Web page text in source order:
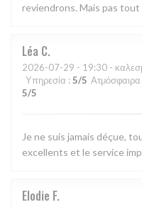
reviendrons. Mais pas tout
Léa C
2026-07-29 - 19:30 -
Υπηρεσία : 5/5 Ατμόσφαιρα
5/5
Je ne suis jamais déçue,
excellents et le service
Elodie F